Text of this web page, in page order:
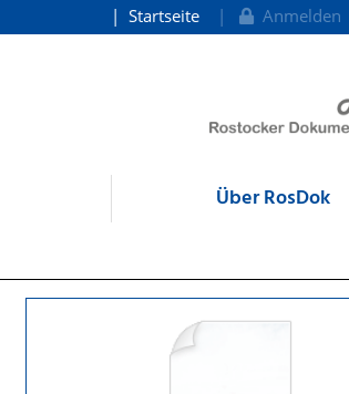
Startseite Anmelden
Über RosDok